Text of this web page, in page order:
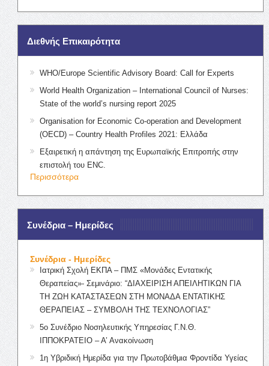
Διεθνής Επικαιρότητα
WHO/Europe Scientific Advisory Board: Call for Experts
World Health Organization – International Council of Nurses:
State of the world’s nursing report 2025
Organisation for Economic Co-operation and Development
(OECD) – Country Health Profiles 2021: Ελλάδα
Εξαιρετική η απάντηση της Ευρωπαϊκής Επιτροπής στην
επιστολή του ENC.
Περισσότερα
Συνέδρια – Ημερίδες
Συνέδρια - Ημερίδες
Ιατρική Σχολή ΕΚΠΑ – ΠΜΣ «Μονάδες Εντατικής
Θεραπείας»- Σεμινάριο: “ΔΙΑΧΕΙΡΙΣΗ ΑΠΕΙΛΗΤΙΚΩΝ ΓΙΑ
ΤΗ ΖΩΗ ΚΑΤΑΣΤΑΣΕΩΝ ΣΤΗ ΜΟΝΑΔΑ ΕΝΤΑΤΙΚΗΣ
ΘΕΡΑΠΕΙΑΣ – ΣΥΜΒΟΛΗ ΤΗΣ ΤΕΧΝΟΛΟΓΙΑΣ”
5ο Συνέδριο Νοσηλευτικής Υπηρεσίας Γ.Ν.Θ.
ΙΠΠΟΚΡΑΤΕΙΟ – Α’ Ανακοίνωση
1η Υβριδική Ημερίδα για την Πρωτοβάθμια Φροντίδα Υγείας